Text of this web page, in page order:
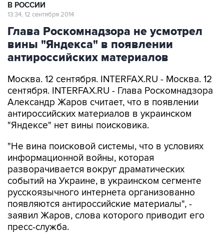
В РОССИИ
13:34, 12 сентября 2014
Глава Роскомнадзора не усмотрел
вины "Яндекса" в появлении
антироссийских материалов
Москва. 12 сентября. INTERFAX.RU - Москва. 12
сентября. INTERFAX.RU - Глава Роскомнадзора
Александр Жаров считает, что в появлении
антироссийских материалов в украинском
"Яндексе" нет вины поисковика.
"Не вина поисковой системы, что в условиях
информационной войны, которая
разворачивается вокруг драматических
событий на Украине, в украинском сегменте
русскоязычного интернета организованно
появляются антироссийские материалы", -
заявил Жаров, слова которого приводит его
пресс-служба.